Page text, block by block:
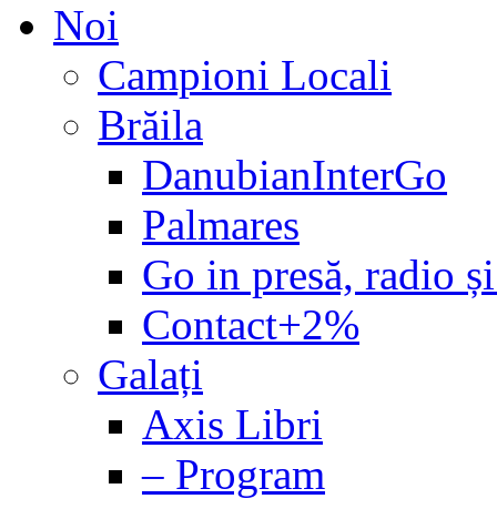
Noi
Campioni Locali
Brăila
DanubianInterGo
Palmares
Go in presă, radio
Contact+2%
Galați
Axis Libri
– Program